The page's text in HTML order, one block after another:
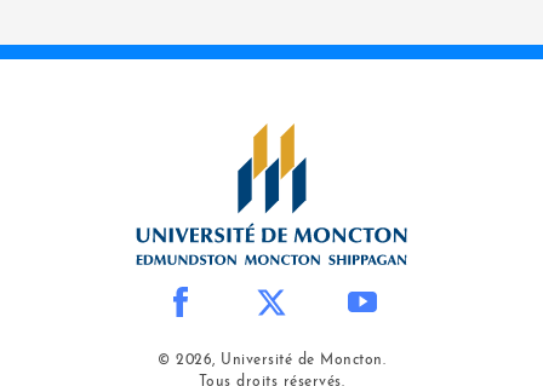
© 2026, Université de Moncton.
Tous droits réservés.